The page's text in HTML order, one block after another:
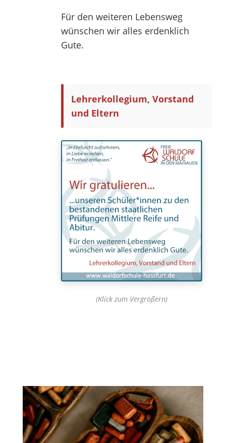
Für den weiteren Lebensweg
wünschen wir alles erdenklich
Gute.
Lehrerkollegium, Vorstand
und Eltern
(Klick zum Vergrößern)